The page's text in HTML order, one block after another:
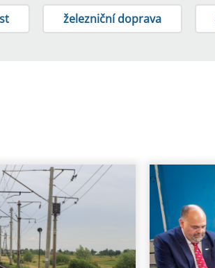
železniční doprava